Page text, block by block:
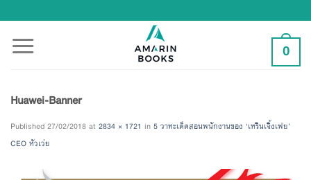
to
content
0
Huawei-Banner
Published 27/02/2018 at 2834 × 1721 in 5 วาทะเด็ดสอนพนักงานของ ‘เหรินเจิ้งเฟย’
CEO หัวเว่ย